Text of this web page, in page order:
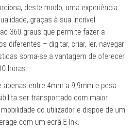
deste modo, uma experiência
graças à sua incrível
360 graus que permite fazer a
diferentes – digitar, criar, ler, navegar
soma-se a vantagem de oferecer
horas.
apenas entre 4mm a 9,9mm e pesa
ser transportado com maior
do utilizador e dispõe de um
com um ecrã E Ink.